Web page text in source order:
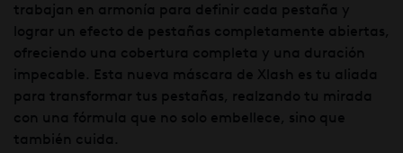
trabajan en armonía para definir cada pestaña y
lograr un efecto de pestañas completamente abiertas,
ofreciendo una cobertura completa y una duración
impecable. Esta nueva máscara de Xlash es tu aliada
para transformar tus pestañas, realzando tu mirada
con una fórmula que no solo embellece, sino que
también cuida.